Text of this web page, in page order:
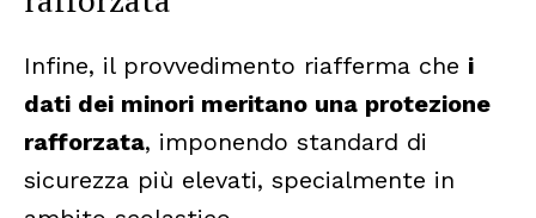
Infine, il provvedimento riafferma che i
dati dei minori meritano una protezione
rafforzata, imponendo standard di
sicurezza più elevati, specialmente in